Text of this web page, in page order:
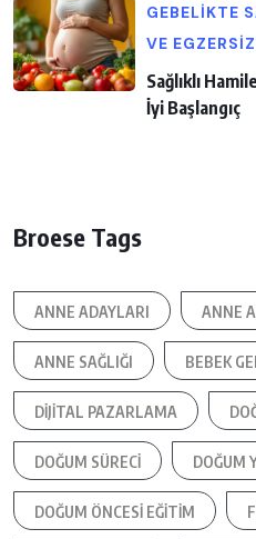
GEBELIKTE
VE EGZERSIZ
Sağlıklı
İyi Başlangıç
Broese Tags
ANNE ADAYLARI ANNE
ANNE SAĞLIĞI BEBEK
DIJITAL PAZARLAMA
DOĞUM SÜRECI DOĞUM
DOĞUM ÖNCESI EĞITIM